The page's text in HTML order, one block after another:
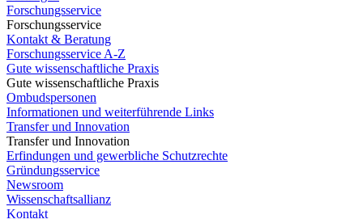
Forschungsservice
Forschungsservice
Kontakt & Beratung
Forschungsservice A-Z
Gute wissenschaftliche Praxis
Gute wissenschaftliche Praxis
Ombudspersonen
Informationen und weiterführende Links
Transfer und Innovation
Transfer und Innovation
Erfindungen und gewerbliche Schutzrechte
Gründungsservice
Newsroom
Wissenschaftsallianz
Kontakt